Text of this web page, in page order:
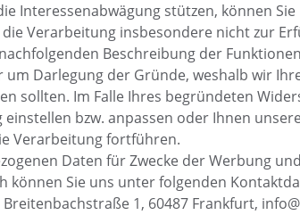
Interessenabwägung stützen, können Sie
Verarbeitung insbesondere nicht zur
Beschreibung der Funktionen
Darlegung der Gründe, weshalb wir
sollten. Im Falle Ihres begründeten
bzw. anpassen oder Ihnen unsere
Verarbeitung fortführen.
Daten für Zwecke der Werbung und
können Sie uns unter folgenden
1, 60487 Frankfurt,